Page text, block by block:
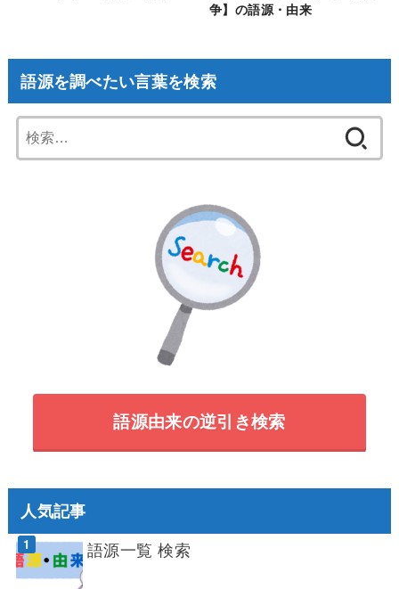
争】の語源・由来
語源を調べたい言葉を検索
索:
語源由来の逆引き検索
人気記事
語源一覧 検索